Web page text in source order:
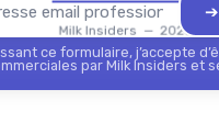
Milk Insiders — 2026
➔
ce formulaire, j’accepte
par Milk Insiders et